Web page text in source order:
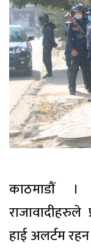
काठमाडाैं ।
राजावादीहरुले
हाई अलर्टम